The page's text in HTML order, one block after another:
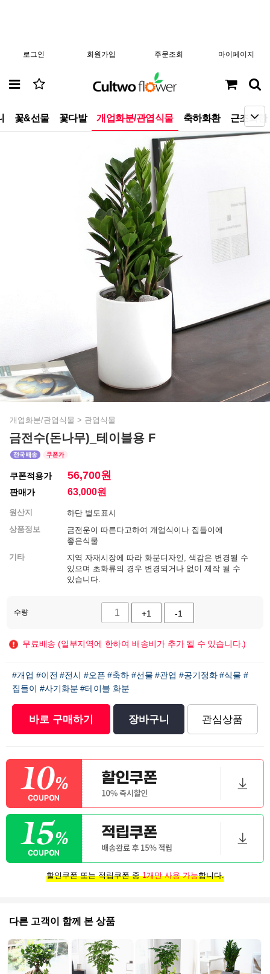
로그인 회원가입 주문조회 마이페이지
꽃&선물 꽃다발 개업화분/관엽식물 축하화환 근조화환
개업화분/관엽식물 > 관엽식물
금전수(돈나무)_테이블용 F
쿠폰적용가 56,700원
판매가 63,000원
원산지
하단 별도표시
상품정보
금전운이 따른다고하여 개업식이나 집들이에
좋은식물
기타
지역 자재시장에 따라 화분디자인, 색감은 변경될 수
있으며 초화류의 경우 변경되거나 없이 제작 될 수
있습니다.
수량 +1 -1
무료배송 (일부지역에 한하여 배송비가 추가 될 수 있습니다.)
#개업 #이전 #전시 #오픈 #축하 #선물 #관엽 #공기정화 #식물 #
집들이 #사기화분 #테이블 화분
바로 구매하기 장바구니 관심상품
할인쿠폰 또는 적립쿠폰 중1개만 사용 가능합니다.
다른 고객이 함께 본 상품